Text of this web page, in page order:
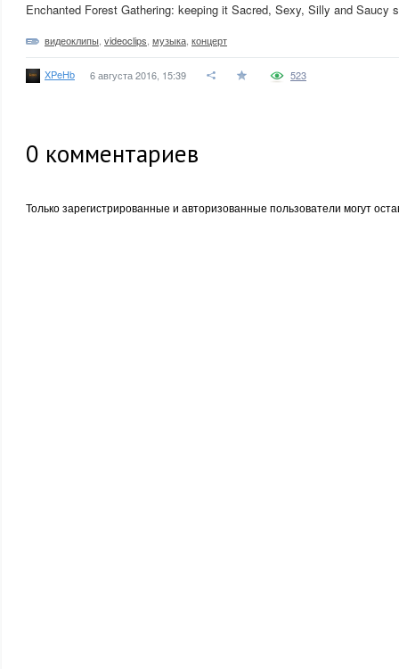
Enchanted Forest Gathering: keeping it Sacred, Sexy, Silly and Saucy
видеоклипы videoclips музыка концерт
XPeHb 6 августа 2016, 15:39 523
0 комментариев
Только зарегистрированные и авторизованные пользователи могут